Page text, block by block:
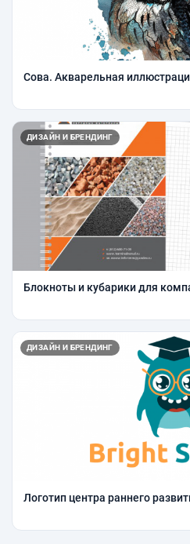
Сова. Акварельная
ДИЗАЙН И БРЕНДИНГ
Блокноты и кубарики для
ДИЗАЙН И БРЕНДИНГ
Логотип центра раннего